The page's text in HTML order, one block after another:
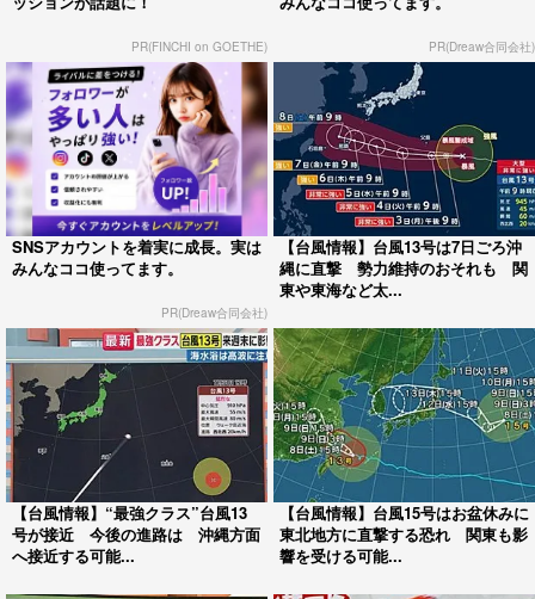
PR(FINCHI on GOETHE) PR(Dreaw合同会社)
SNSアカウントを着実に成長。実は
みんなココ使ってます。
PR(Dreaw合同会社)
【台風情報】台風13号は7日ごろ沖
縄に直撃 勢力維持のおそれも 関
東や東海など太...
【台風情報】“最強クラス”台風13
号が接近 今後の進路は 沖縄方面
へ接近する可能...
【台風情報】台風15号はお盆休みに
東北地方に直撃する恐れ 関東も影
響を受ける可能...